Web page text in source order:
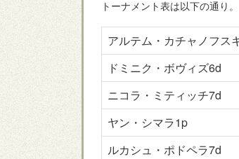
トーナメント表は以下の通り。
アルテム・カチャノフス
ドミニク・ボヴィズ6d
ニコラ・ミティッチ7d
ヤン・シマラ1p
ルカシュ・ポドペラ7d